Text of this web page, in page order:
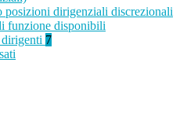
posizioni dirigenziali discrezionali
funzione disponibili
7